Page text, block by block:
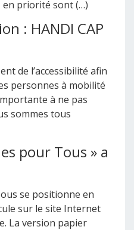
priorité sont (…)
: HANDI CAP
de l’accessibilité afin
personnes à mobilité
à ne pas
sommes tous
pour Tous » a
se positionne en
sur le site Internet
La version papier